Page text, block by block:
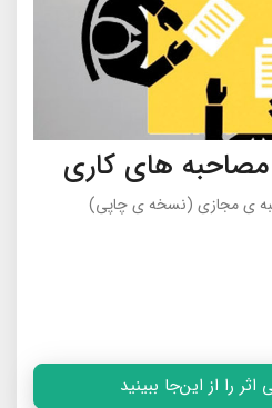
های کاری
ى مجازى (نسخه ی چاپی)
را از این‌جا ببینید